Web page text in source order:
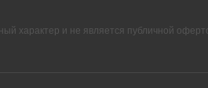
характер и не является публичной